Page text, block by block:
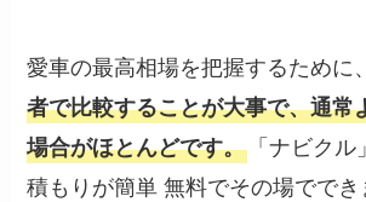
愛車の最高相場を把握するために
者で比較することが大事で、通常
場合がほとんどです。 「ナビク
積もりが簡単 無料でその場ででき